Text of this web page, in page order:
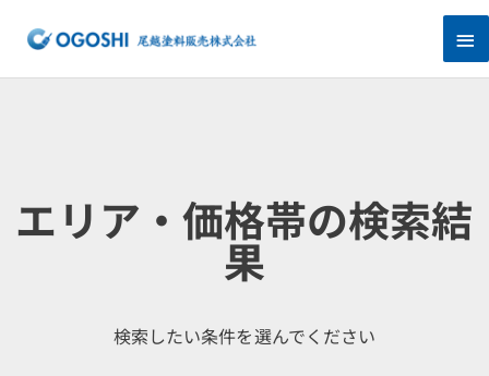
ス
メ
イ
ニ
ュ
エリア・価格帯の検索結
果
検索したい条件を選んでください